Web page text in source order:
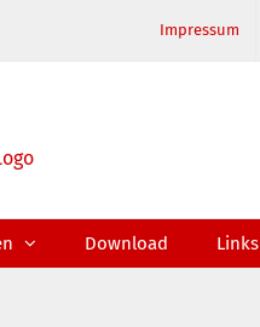
Impressum
Download Links